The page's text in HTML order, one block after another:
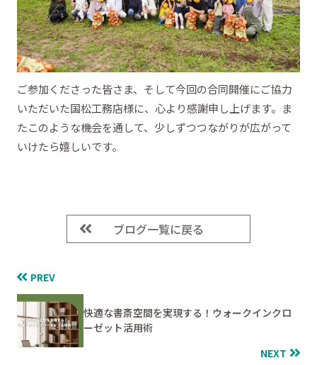
ご参加くださった皆さま、そして今回の合同開催にご協力
いただいた国松工務店様に、心より感謝申し上げます。ま
たこのような機会を通して、少しずつつながりが広がって
いけたら嬉しいです。
ブログ一覧に戻る
PREV
快適な書斎空間を実現する！ウォークインクロ
ーゼット活用術
NEXT